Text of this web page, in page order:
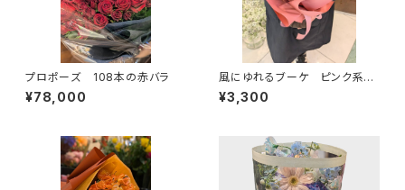
プロポーズ 108本の赤バラ
¥78,000
風にゆれるブーケ ピンク系
季節のお花束 送料別
¥3,300